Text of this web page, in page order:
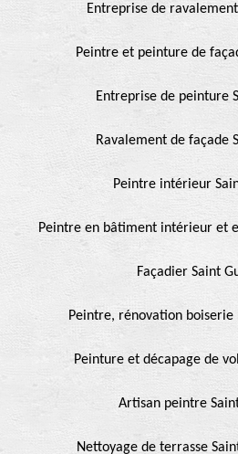
Entreprise de
Peintre et peinture de
Entreprise de peinture
Ravalement de façade
Peintre intérieur
Peintre en bâtiment intérieur et
Façadier Saint
Peintre, rénovation boiserie
Peinture et décapage de
Artisan peintre
Nettoyage de terrasse